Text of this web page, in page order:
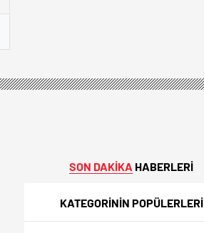
SON DAKİKA HABERLERİ
KATEGORİNİN POPÜLERLERİ